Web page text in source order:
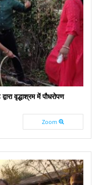
वृद्धाश्रम में पौधरोपण
Zoom